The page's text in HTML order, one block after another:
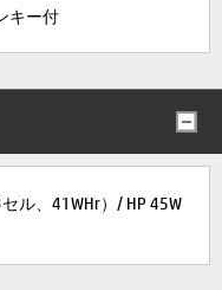
キー付
ル、41WHr）/ HP 45W